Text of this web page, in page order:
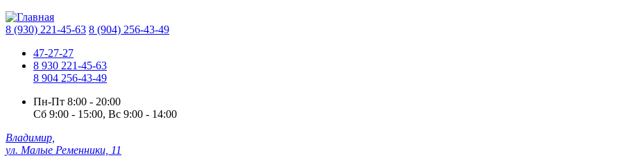
8 (930) 221-45-63 8 (904) 256-43-49
47-27-27
8 930 221-45-63
8 904 256-43-49
Пн-Пт 8:00 - 20:00
Сб 9:00 - 15:00, Вс 9:00 - 14:00
Владимир,
ул. Малые Ременники, 11